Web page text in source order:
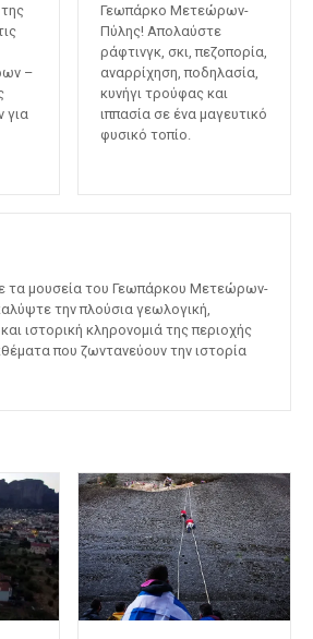
–
για
Γεωπάρκο Μετεώρων-
Πύλης! Απολαύστε
ράφτινγκ, σκι, πεζοπορία,
αναρρίχηση, ποδηλασία,
κυνήγι τρούφας και
ιππασία σε ένα μαγευτικό
φυσικό τοπίο.
τα μουσεία του Γεωπάρκου Μετεώρων-
την πλούσια γεωλογική,
και ιστορική κληρονομιά της περιοχής
που ζωντανεύουν την ιστορία